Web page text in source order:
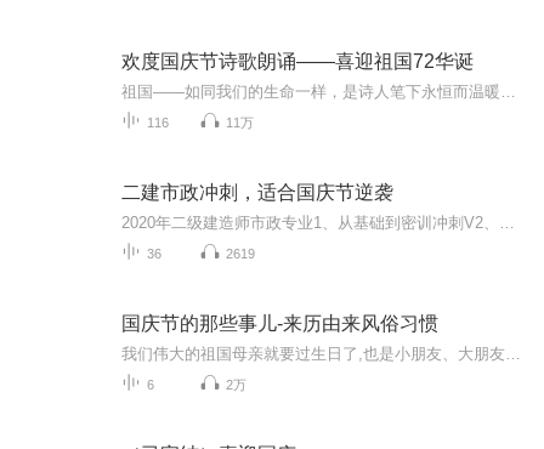
欢度国庆节诗歌朗诵——喜迎祖国72华诞
116 11万
二建市政冲刺，适合国庆节逆袭
36 2619
国庆节的那些事儿-来历由来风俗习惯
6 2万